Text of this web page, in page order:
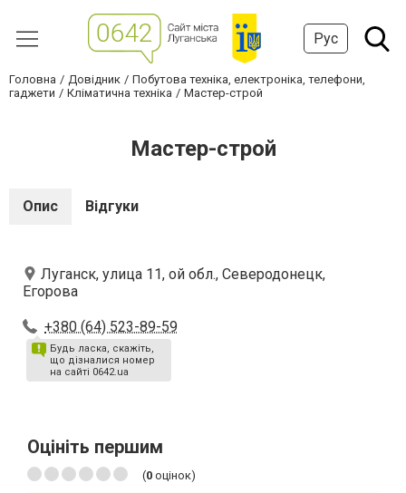
Рус
Головна Довідник
Побутова техніка, електроніка, телефони,
гаджети
Кліматична техніка Мастер-строй
Мастер-строй
Опис Відгуки
Луганск, улица 11, ой обл., Северодонецк,
Егорова
+380 (64) 523-89-59
Будь ласка, скажіть,
що дізналися номер
на сайті 0642.ua
Оцініть першим
(0 оцінок)